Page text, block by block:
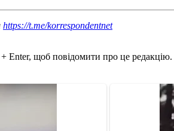
https://t.me/korrespondentnet
Enter, щоб повідомити про це редакцію.